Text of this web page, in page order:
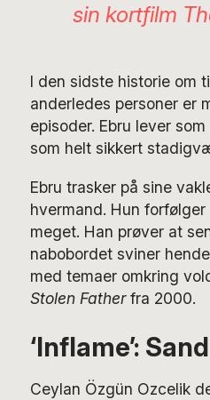
sin kortfilm
I den sidste historie om
anderledes personer er
episoder. Ebru lever
som helt sikkert
Ebru trasker på sine
hvermand. Hun
meget. Han prøver at
nabobordet sviner
med temaer omkring
Stolen Fatherfra 2000.
‘Inflame’:
Ceylan Özgün Ozcelik